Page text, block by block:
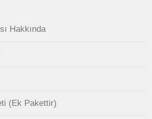
Hakkında
(Ek Pakettir)